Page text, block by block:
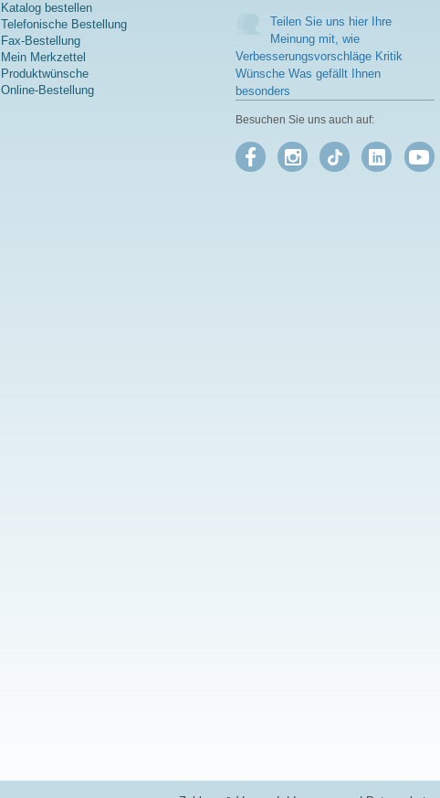
Katalog bestellen
Telefonische Bestellung
Fax-Bestellung
Mein Merkzettel
Produktwünsche
Online-Bestellung
Teilen Sie uns hier Ihre
Meinung mit, wie
Verbesserungsvorschläge Kritik
Wünsche Was gefällt Ihnen
besonders
Besuchen Sie uns auch auf: